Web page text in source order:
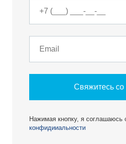
Свяжитесь со
Нажимая кнопку, я соглашаюсь
конфидииальности